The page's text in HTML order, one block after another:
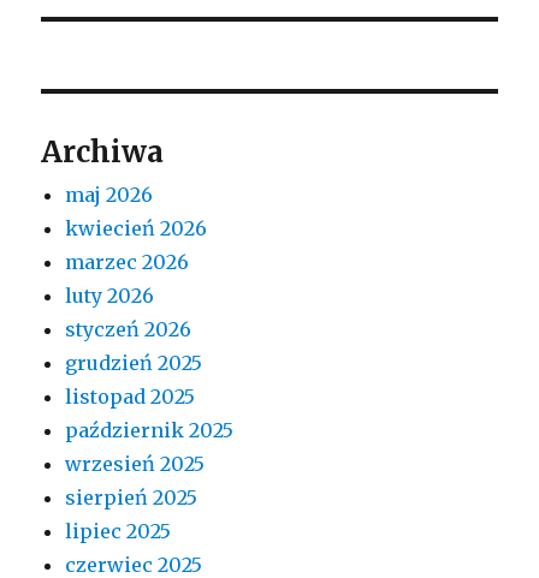
Archiwa
maj 2026
kwiecień 2026
marzec 2026
luty 2026
styczeń 2026
grudzień 2025
listopad 2025
październik 2025
wrzesień 2025
sierpień 2025
lipiec 2025
czerwiec 2025